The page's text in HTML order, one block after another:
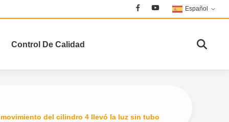
Español
Control De Calidad
del cilindro 4 llevó la luz sin tubo